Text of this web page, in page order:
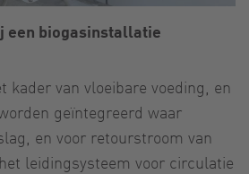
een biogasinstallatie
van vloeibare voeding, en
geïntegreerd waar
en voor retourstroom van
leidingsysteem voor circulatie